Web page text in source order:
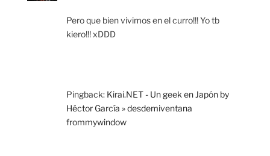
Pero que bien vivimos en el curro!!! Yo tb
kiero!!! xDDD
Pingback: Kirai.NET - Un geek en Japón by
Héctor García » desdemiventana
frommywindow